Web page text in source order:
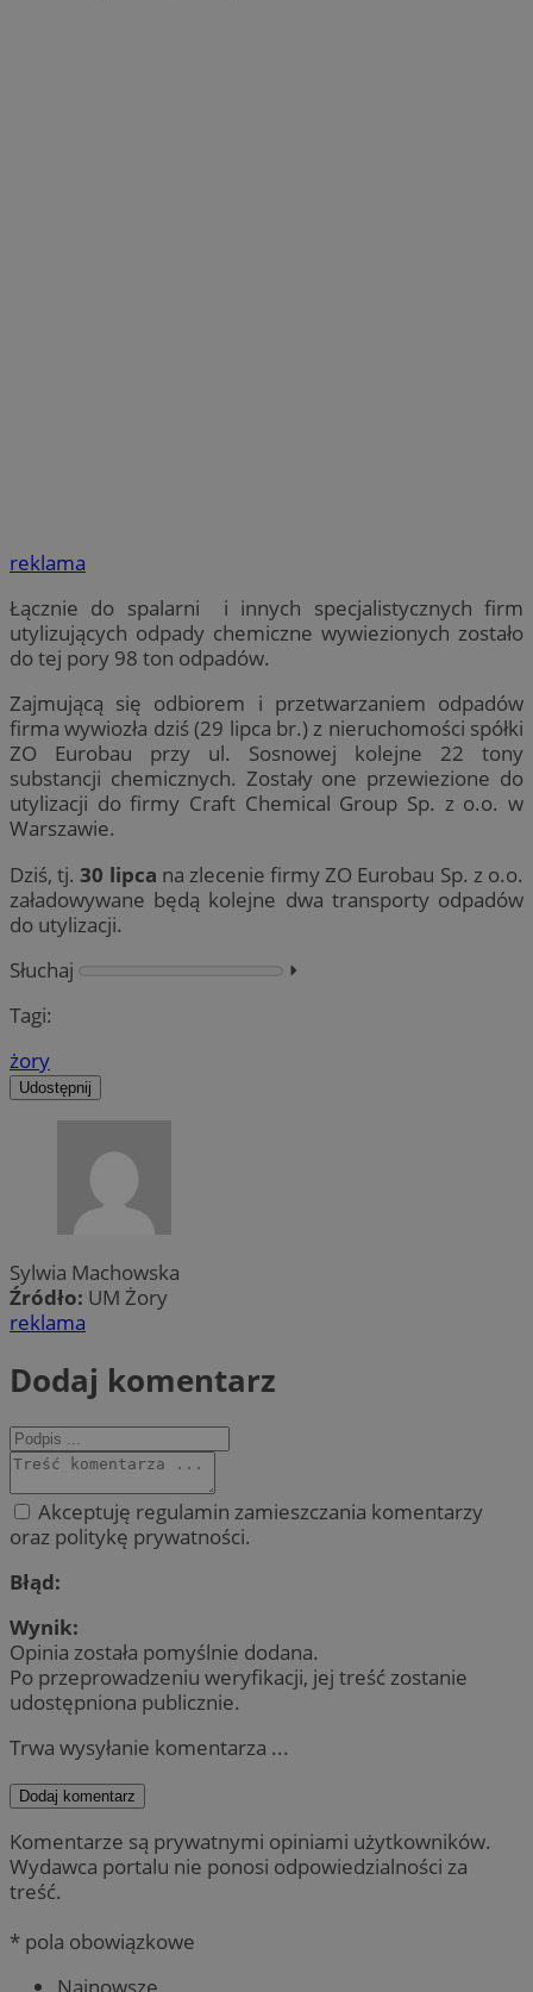
reklama
Łącznie do spalarni i innych specjalistycznych firm
utylizujących odpady chemiczne wywiezionych zostało
do tej pory 98 ton odpadów.
Zajmującą się odbiorem i przetwarzaniem odpadów
firma wywiozła dziś (29 lipca br.) z nieruchomości spółki
ZO Eurobau przy ul. Sosnowej kolejne 22 tony
substancji chemicznych. Zostały one przewiezione do
utylizacji do firmy Craft Chemical Group Sp. z o.o. w
Warszawie.
Dziś, tj.30 lipca na zlecenie firmy ZO Eurobau Sp. z o.o.
załadowywane będą kolejne dwa transporty odpadów
do utylizacji.
Słuchaj
⏵︎
Tagi:
żory
Udostępnij
Sylwia Machowska
Źródło: UM Żory
reklama
Dodaj komentarz
Akceptuję regulamin zamieszczania komentarzy
oraz politykę prywatności.
Błąd:
Wynik:
Opinia została pomyślnie dodana.
Po przeprowadzeniu weryfikacji, jej treść zostanie
udostępniona publicznie.
Trwa wysyłanie komentarza ...
Dodaj komentarz
Komentarze są prywatnymi opiniami użytkowników.
Wydawca portalu nie ponosi odpowiedzialności za
treść.
* pola obowiązkowe